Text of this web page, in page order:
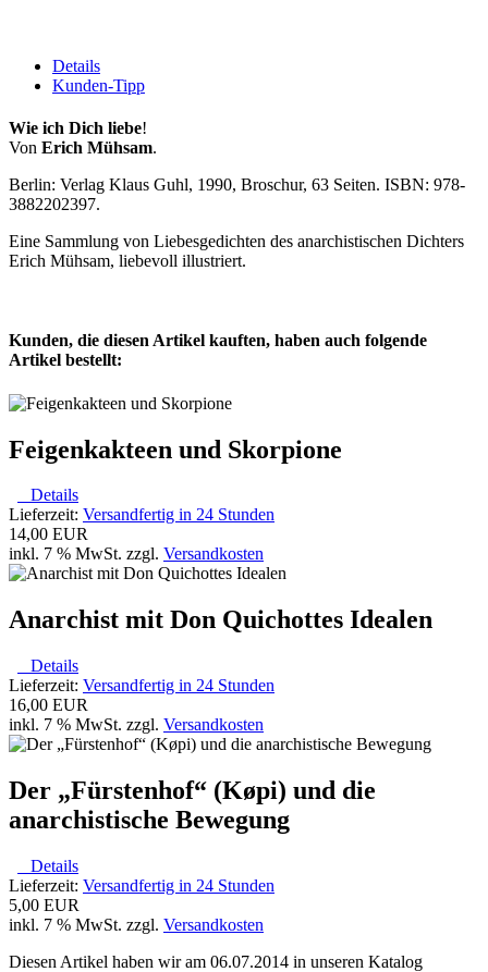
Details
Kunden-Tipp
Wie ich Dich liebe!
Von Erich Mühsam.
Berlin: Verlag Klaus Guhl, 1990, Broschur, 63 Seiten. ISBN: 978-
3882202397.
Eine Sammlung von Liebesgedichten des anarchistischen Dichters
Erich Mühsam, liebevoll illustriert.
Kunden, die diesen Artikel kauften, haben auch folgende
Artikel bestellt:
Feigenkakteen und Skorpione
Details
Lieferzeit: Versandfertig in 24 Stunden
14,00 EUR
inkl. 7 % MwSt. zzgl. Versandkosten
Anarchist mit Don Quichottes Idealen
Details
Lieferzeit: Versandfertig in 24 Stunden
16,00 EUR
inkl. 7 % MwSt. zzgl. Versandkosten
Der „Fürstenhof“ (Køpi) und die
anarchistische Bewegung
Details
Lieferzeit: Versandfertig in 24 Stunden
5,00 EUR
inkl. 7 % MwSt. zzgl. Versandkosten
Diesen Artikel haben wir am 06.07.2014 in unseren Katalog